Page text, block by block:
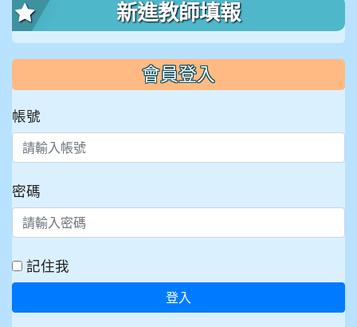
新進教師填報
會員登入
帳號
密碼
記住我
登入